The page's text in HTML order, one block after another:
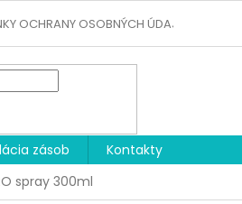
OCHRANY OSOBNÝCH ÚDAJOV
zásob
Kontakty
spray 300ml